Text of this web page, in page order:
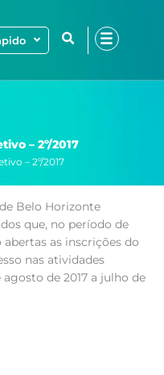
– 2º/2017
– 2º/2017
Belo Horizonte
que, no período de
abertas as inscrições do
nas atividades
de 2017 a julho de